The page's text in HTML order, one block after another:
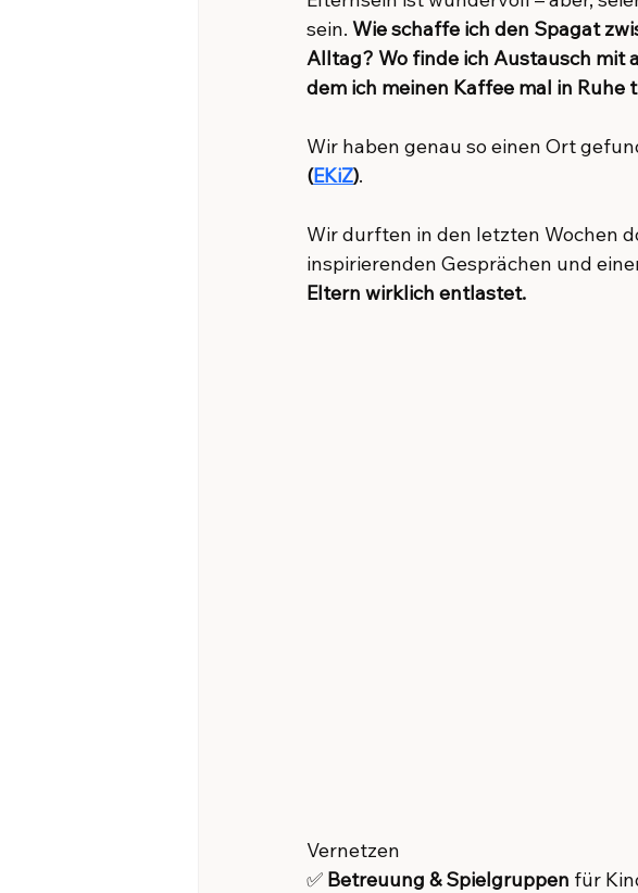
sein. Wie schaffe ich den Spagat
Alltag? Wo finde ich Austausch mit
dem ich meinen Kaffee mal in Ruhe
Wir haben genau so einen Ort
(EKiZ).
Wir durften in den letzten Wochen
inspirierenden Gesprächen und
Eltern wirklich entlastet.
Vernetzen
✅ Betreuung & Spielgruppen für